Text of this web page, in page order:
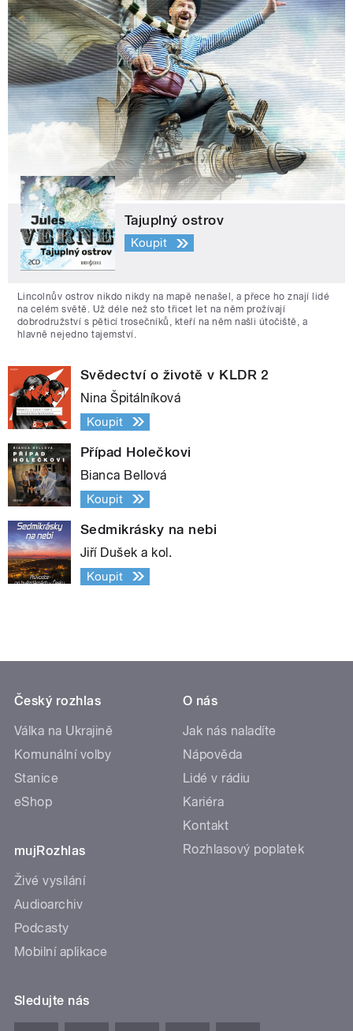
Tajuplný ostrov
Koupit
Lincolnův ostrov nikdo nikdy na mapě nenašel, a přece ho znají lidé
na celém světě. Už déle než sto třicet let na něm prožívají
dobrodružství s pěticí trosečníků, kteří na něm našli útočiště, a
hlavně nejedno tajemství.
Svědectví o životě v KLDR 2
Nina Špitálníková
Koupit
Případ Holečkovi
Bianca Bellová
Koupit
Sedmikrásky na nebi
Jiří Dušek a kol.
Koupit
Český rozhlas
Válka na Ukrajině
Komunální volby
Stanice
eShop
mujRozhlas
Živé vysílání
Audioarchiv
Podcasty
Mobilní aplikace
O nás
Jak nás naladíte
Nápověda
Lidé v rádiu
Kariéra
Kontakt
Rozhlasový poplatek
Sledujte nás